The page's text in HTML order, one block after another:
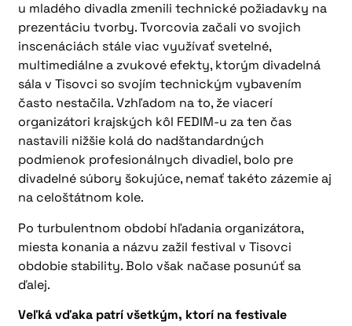
u mladého divadla zmenili technické požiadavky na
prezentáciu tvorby. Tvorcovia začali vo svojich
inscenáciách stále viac využívať svetelné,
multimediálne a zvukové efekty, ktorým divadelná
sála v Tisovci so svojím technickým vybavením
často nestačila. Vzhľadom na to, že viacerí
organizátori krajských kôl FEDIM-u za ten čas
nastavili nižšie kolá do nadštandardných
podmienok profesionálnych divadiel, bolo pre
divadelné súbory šokujúce, nemať takéto zázemie aj
na celoštátnom kole.
Po turbulentnom období hľadania organizátora,
miesta konania a názvu zažil festival v Tisovci
obdobie stability. Bolo však načase posunúť sa
ďalej.
Veľká vďaka patrí všetkým, ktorí na festivale